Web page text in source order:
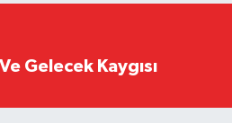
Gelecek Kaygısı